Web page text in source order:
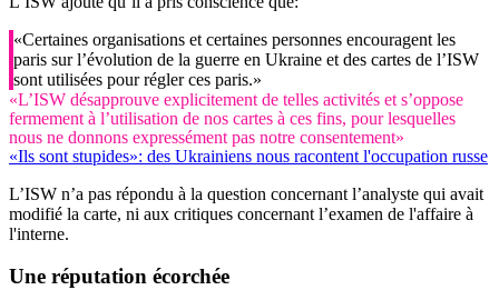
«Certaines organisations et certaines personnes encouragent les
paris sur l’évolution de la guerre en Ukraine et des cartes de l’ISW
sont utilisées pour régler ces paris.»
«L’ISW désapprouve explicitement de telles activités et s’oppose
fermement à l’utilisation de nos cartes à ces fins, pour lesquelles
nous ne donnons expressément pas notre consentement»
«Ils sont stupides»: des Ukrainiens nous racontent l'occupation russe
L’ISW n’a pas répondu à la question concernant l’analyste qui avait
modifié la carte, ni aux critiques concernant l’examen de l'affaire à
l'interne.
Une réputation écorchée